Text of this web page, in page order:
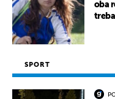
oba
SPORT